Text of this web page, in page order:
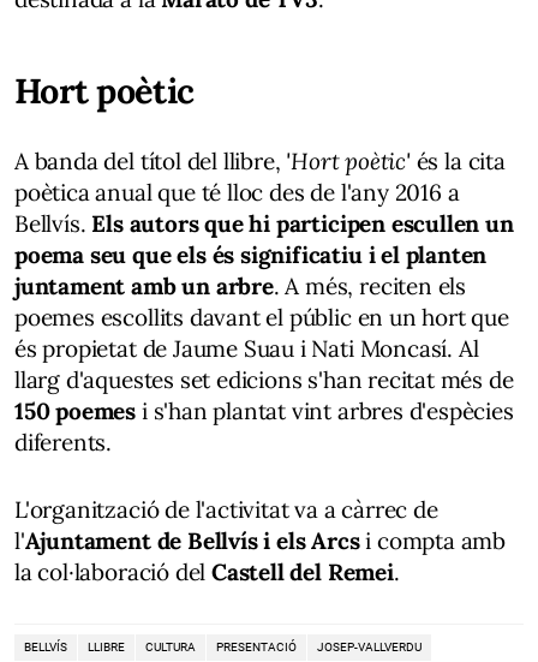
Hort poètic
A banda del títol del llibre, 'Hort poètic'és la cita
poètica anual que té lloc des de l'any 2016 a
Bellvís. Els autors que hi participen escullen un
poema seu que els és significatiu i el planten
juntament amb un arbre. A més, reciten els
poemes escollits davant el públic en un hort que
és propietat de Jaume Suau i Nati Moncasí. Al
llarg d'aquestes set edicions s'han recitat més de
150 poemes i s'han plantat vint arbres d'espècies
diferents.
L'organització de l'activitat va a càrrec de
l'Ajuntament de Bellvís i els Arcsi compta amb
la col·laboració delCastell del Remei.
BELLVÍS LLIBRE CULTURA PRESENTACIÓ JOSEP-VALLVERDU